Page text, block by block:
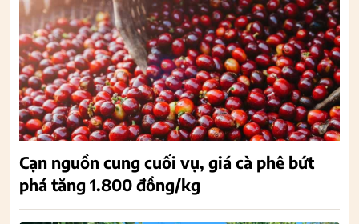
Cạn nguồn cung cuối vụ, giá cà phê bứt
phá tăng 1.800 đồng/kg